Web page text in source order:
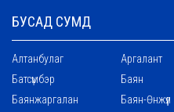
БУСАД СУМД
Алтанбулаг Аргалант
Батсүмбэр
Баян
Баянжаргалан
Баян-Өнжүүл